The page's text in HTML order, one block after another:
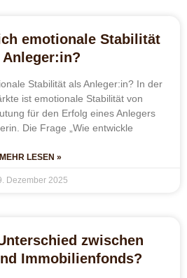
emotionale Stabilität
Anleger:in?
Stabilität als Anleger:in? In der
ist emotionale Stabilität von
für den Erfolg eines Anlegers
Die Frage „Wie entwickle
MEHR LESEN »
Dezember 2025
zwischen
Immobilienfonds?